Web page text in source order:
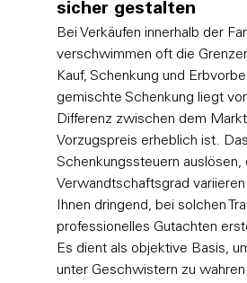
sicher gestalten
Bei Verkäufen innerhalb der
verschwimmen oft die
Kauf, Schenkung und
gemischte Schenkung liegt
Differenz zwischen dem
Vorzugspreis erheblich ist.
Schenkungssteuern auslösen,
Verwandtschaftsgrad
Ihnen dringend, bei solchen
professionelles Gutachten
Es dient als objektive Basis,
unter Geschwistern zu